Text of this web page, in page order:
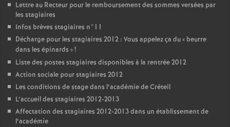
Lettre au Recteur pour le remboursement des sommes versées par
les stagiaires
Infos brèves stagiaires n°11
Décharge pour les stagiaires 2012 : Vous appelez ça du « beurre
dans les épinards »!
Liste des postes stagiaires disponibles à la rentrée 2012
Action sociale pour stagiaires 2012
Les conditions de stage dans l’académie de Créteil
L’accueil des stagiaires 2012-2013
Affectation des stagiaires 2012-2013 dans un établissement de
l’académie